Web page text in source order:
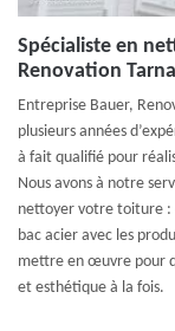
Spécialiste en
Renovation
Entreprise Bauer,
plusieurs années
à fait qualifié pour
Nous avons à notre
nettoyer votre toiture :
bac acier avec les
mettre en œuvre pour
et esthétique à la fois.